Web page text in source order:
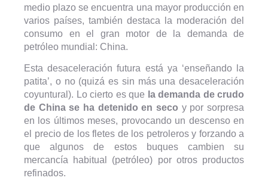
medio plazo se encuentra una mayor producción en
varios países, también destaca la moderación del
consumo en el gran motor de la demanda de
petróleo mundial: China.
Esta desaceleración futura está ya ‘enseñando la
patita’, o no (quizá es sin más una desaceleración
coyuntural). Lo cierto es que la demanda de crudo
de China se ha detenido en seco y por sorpresa
en los últimos meses, provocando un descenso en
el precio de los fletes de los petroleros y forzando a
que algunos de estos buques cambien su
mercancía habitual (petróleo) por otros productos
refinados.